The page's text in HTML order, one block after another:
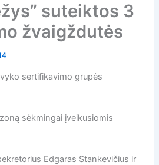
suteiktos 3
žvaigždutės
sertifikavimo grupės
sėkmingai įveikusiomis
Edgaras Stankevičius ir